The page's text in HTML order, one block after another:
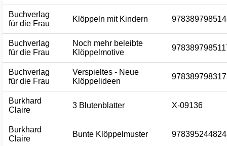
Buchverlag
für die Frau
Klöppeln mit Kindern
Buchverlag
für die Frau
Noch mehr beleibte
Klöppelmotive
Buchverlag
für die Frau
Verspieltes - Neue
Klöppelideen
Burkhard
Claire
3 Blutenblatter X-09136
Burkhard
Claire
Bunte Klöppelmuster